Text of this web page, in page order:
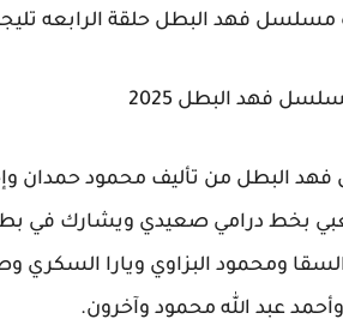
فهد البطل حلقة الرابعه
فهد البطل 2025
البطل من تأليف محمود حمدان
بخط درامي صعيدي ويشارك في
ومحمود البزاوي ويارا السكري
عبد الله محمود وآخرون.